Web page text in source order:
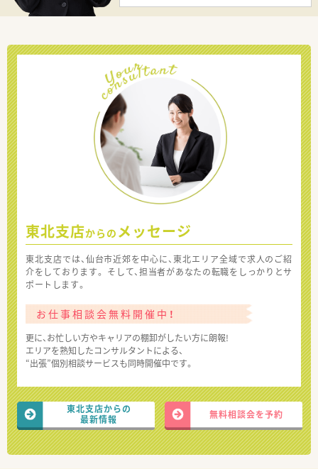
東北支店からの メッセージ
東北支店では、仙台市近郊を中心に、東北エリア全域で求人のご紹
介をしております。 そして、担当者があなたの転職をしっかりとサ
ポートします。
お仕事相談会無料開催中！
更に、お忙しい方やキャリアの棚卸がしたい方に朗報!
エリアを熟知したコンサルタントによる、
“出張”個別相談サービスも同時開催中です。
東北支店からの
最新情報
無料相談会を予約